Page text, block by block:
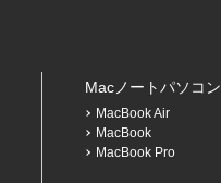
Macノートパソコン
MacBook Air
MacBook
MacBook Pro